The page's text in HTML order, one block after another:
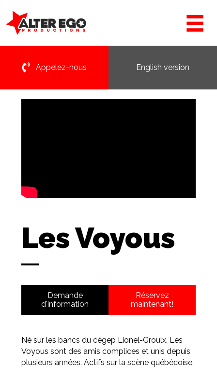
Appelez-nous English version
Les Voyous
Demande
d'information
Réservez
maintenant!
Né sur les bancs du cégep Lionel-Groulx, Les
Voyous sont des amis complices et unis depuis
plusieurs années. Actifs sur la scène québécoise,